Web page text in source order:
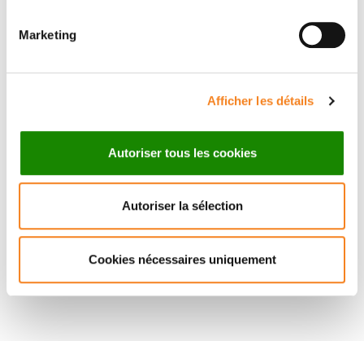
Marketing
Afficher les détails
Autoriser tous les cookies
Autoriser la sélection
Cookies nécessaires uniquement
Suivez l'Institut Curie
Retrouvez notre actualité sur les réseaux
sociaux et en vous inscrivant à notre newsletter.